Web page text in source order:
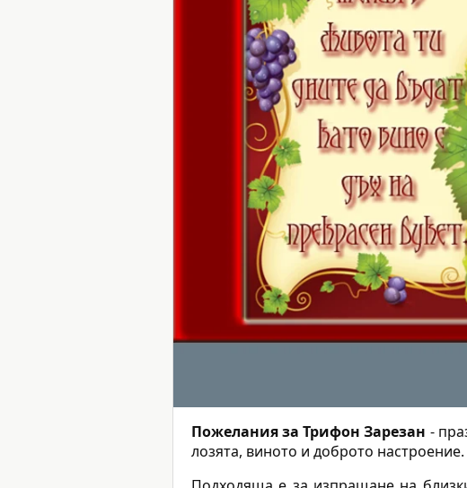
Пожелания за Трифон Зарезан -
лозята, виното и доброто настроение.